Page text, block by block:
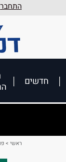
התחבר
חדשים
ראשי >